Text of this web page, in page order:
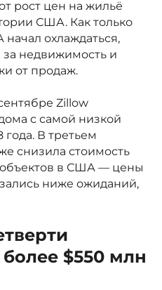
рост цен на жильё
США. Как только
охлаждаться,
недвижимость и
от продаж.
Zillow
с самой низкой
года. В третьем
снизила стоимость
в США — цены
ниже ожиданий,
$550 млн